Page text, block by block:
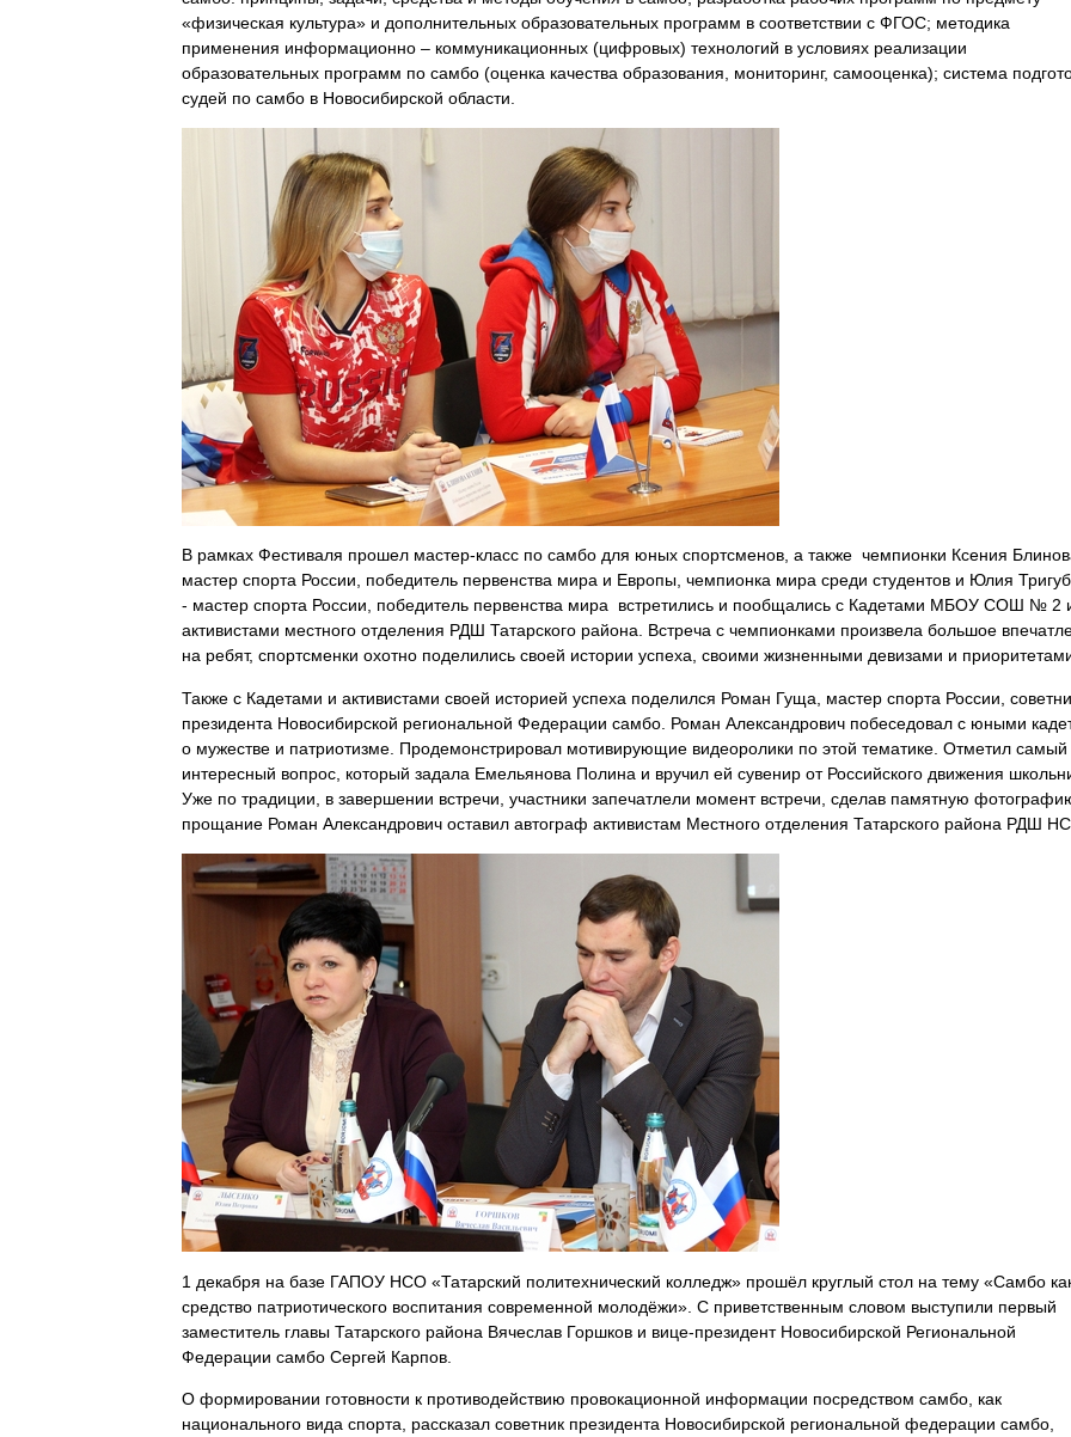
«физическая культура» и дополнительных образовательных программ в соответствии с ФГОС; методика
применения информационно – коммуникационных (цифровых) технологий в условиях реализации
образовательных программ по самбо (оценка качества образования, мониторинг, самооценка); система
судей по самбо в Новосибирской области.
В рамках Фестиваля прошел мастер-класс по самбо для юных спортсменов, а также чемпионки Ксения
мастер спорта России, победитель первенства мира и Европы, чемпионка мира среди студентов и Юлия
- мастер спорта России, победитель первенства мира встретились и пообщались с Кадетами МБОУ СОШ № 2
активистами местного отделения РДШ Татарского района. Встреча с чемпионками произвела большое
на ребят, спортсменки охотно поделились своей истории успеха, своими жизненными девизами и
Также с Кадетами и активистами своей историей успеха поделился Роман Гуща, мастер спорта России
президента Новосибирской региональной Федерации самбо. Роман Александрович побеседовал с юными
о мужестве и патриотизме. Продемонстрировал мотивирующие видеоролики по этой тематике. Отметил самый
интересный вопрос, который задала Емельянова Полина и вручил ей сувенир от Российского движения
Уже по традиции, в завершении встречи, участники запечатлели момент встречи, сделав памятную
прощание Роман Александрович оставил автограф активистам Местного отделения Татарского района РДШ
1 декабря на базе ГАПОУ НСО «Татарский политехнический колледж» прошёл круглый стол на тему «Самбо
средство патриотического воспитания современной молодёжи» . С приветственным словом выступили первый
заместитель главы Татарского района Вячеслав Горшков и вице-президент Новосибирской Региональной
Федерации самбо Сергей Карпов
О формировании готовности к противодействию провокационной информации посредством самбо, как
национального вида спорта, рассказал советник президента Новосибирской региональной федерации самбо,